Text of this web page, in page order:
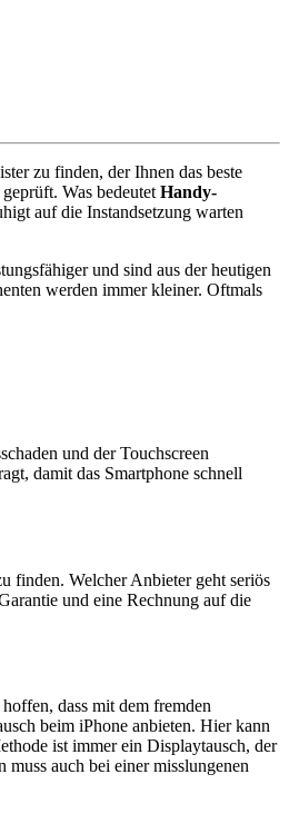
zu finden, der Ihnen das beste
Was bedeutet Handy-
auf die Instandsetzung warten
und sind aus der heutigen
werden immer kleiner. Oftmals
und der Touchscreen
damit das Smartphone schnell
finden. Welcher Anbieter geht seriös
und eine Rechnung auf die
dass mit dem fremden
beim iPhone anbieten. Hier kann
ist immer ein Displaytausch, der
auch bei einer misslungenen